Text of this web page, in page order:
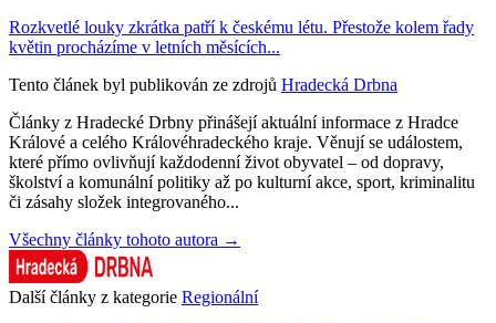
Rozkvetlé louky zkrátka patří k českému létu. Přestože kolem řady
květin procházíme v letních měsících...
Tento článek byl publikován ze zdrojů Hradecká Drbna
Články z Hradecké Drbny přinášejí aktuální informace z Hradce
Králové a celého Královéhradeckého kraje. Věnují se událostem,
které přímo ovlivňují každodenní život obyvatel – od dopravy,
školství a komunální politiky až po kulturní akce, sport, kriminalitu
či zásahy složek integrovaného...
Všechny články tohoto autora →
Další články z kategorie Regionální